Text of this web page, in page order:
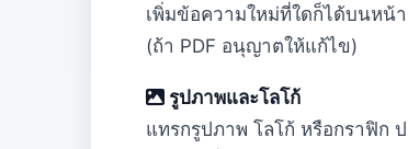
เพิ่มข้อความใหม่ที่ใดก็ได้บนหน้
(ถ้า PDF อนุญาตให้แก้ไข)
รูปภาพและโลโก้
แทรกรูปภาพ โลโก้ หรือกราฟิก